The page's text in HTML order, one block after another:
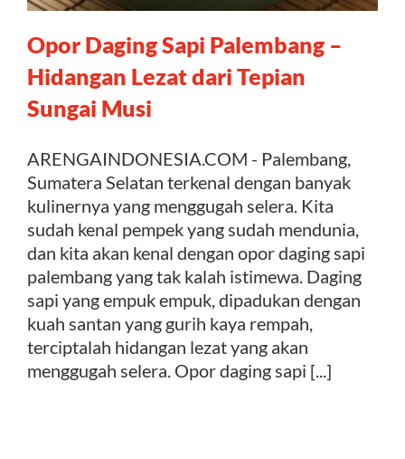
Kontak
Opor Daging Sapi Palembang –
Hidangan Lezat dari Tepian
Sungai Musi
ARENGAINDONESIA.COM - Palembang,
Sumatera Selatan terkenal dengan banyak
kulinernya yang menggugah selera. Kita
sudah kenal pempek yang sudah mendunia,
dan kita akan kenal dengan opor daging sapi
palembang yang tak kalah istimewa. Daging
sapi yang empuk empuk, dipadukan dengan
kuah santan yang gurih kaya rempah,
terciptalah hidangan lezat yang akan
menggugah selera. Opor daging sapi [...]